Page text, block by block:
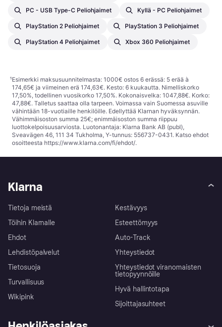
PC - USB Type-C Peliohjaimet Kyllä - PC Peliohjaimet
PlayStation 2 Peliohjaimet PlayStation 3 Peliohjaimet
PlayStation 4 Peliohjaimet Xbox 360 Peliohjaimet
¹Esimerkki maksusuunnitelmasta: 1000€ ostos 6 erässä: 5 erää à
174,65€ ja viimeinen erä 174,63€. Kesto: 6 kuukautta. Nimelliskorko
17,50%, todellinen vuosikorko 17,50%. Kokonaisvelka: 1047,88€. Korko:
47,88€. Talletus saattaa olla tarpeen. Voimassa vain Suomessa asuville
vähintään 18-vuotiaille henkilöille. Edellyttää Klarnan hyväksynnän.
Vähimmäisoston summa 25€; enimmäisoston summa riippuu
luottokelpoisuusarviosta. Luotonantaja: Klarna Bank AB (publ),
Sveavägen 46, 111 34 Tukholma, Y-tunnus: 556737-0431. Katso ehdot
osoitteesta https://www.klarna.com/fi/ehdot/.
Klarna
Tietoja meistä
Töihin Klarnalle
Ehdot
Lehdistöpalvelut
Tietosuoja
Turvallisuus
Wikipink
Kestävyys
Esteettömyys
Auto-Track
Yhteystiedot
Yhteystiedot viranomaisten
tietopyynnöille
Hyvä hallintotapa
Sijoittajasuhteet